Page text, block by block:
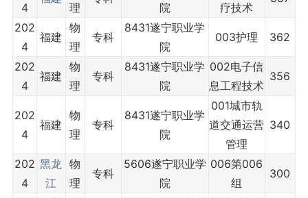
4 理 院 疗技术
202
4
福建
物
理
专科
8431遂宁职业学
院
003护理 362
202
4
福建
物
理
专科
8431遂宁职业学
院
002电子信
息工程技术
356
202
4
福建
物
理
专科
8431遂宁职业学
院
001城市轨
道交通运营
管理
340
202
4
黑龙
江
物
理
专科
5606遂宁职业学
院
006第006
组
300